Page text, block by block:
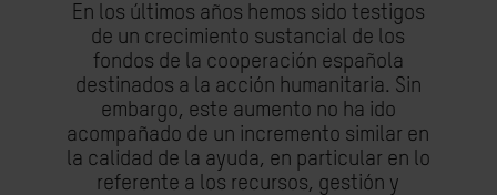
En los últimos años hemos sido testigos
de un crecimiento sustancial de los
fondos de la cooperación española
destinados a la acción humanitaria. Sin
embargo, este aumento no ha ido
acompañado de un incremento similar en
la calidad de la ayuda, en particular en lo
referente a los recursos, gestión y